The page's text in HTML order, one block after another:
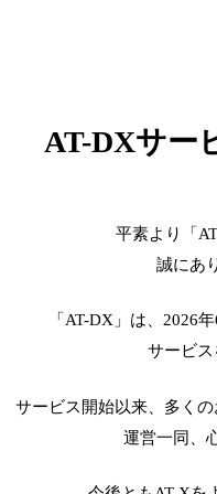
AT-DXサー
平素より「
誠にあ
「AT-DX」は、2026
サービ
サービス開始以来、多く
運営一同、